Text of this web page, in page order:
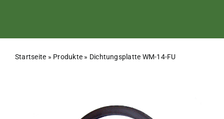
Startseite » Produkte » Dichtungsplatte WM-14-FU